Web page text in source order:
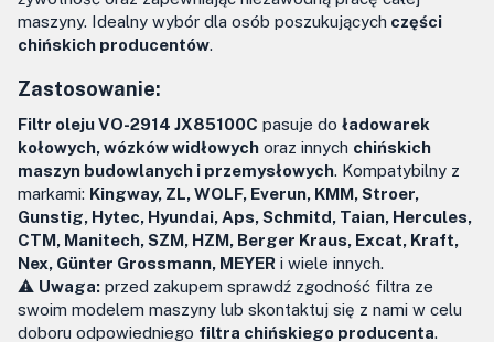
maszyny. Idealny wybór dla osób poszukujących części
chińskich producentów.
Zastosowanie:
Filtr oleju VO-2914 JX85100C pasuje do ładowarek
kołowych, wózków widłowych oraz innych chińskich
maszyn budowlanych i przemysłowych. Kompatybilny z
markami: Kingway, ZL, WOLF, Everun, KMM, Stroer,
Gunstig, Hytec, Hyundai, Aps, Schmitd, Taian, Hercules,
CTM, Manitech, SZM, HZM, Berger Kraus, Excat, Kraft,
Nex, Günter Grossmann, MEYER i wiele innych.
⚠️ Uwaga: przed zakupem sprawdź zgodność filtra ze
swoim modelem maszyny lub skontaktuj się z nami w celu
doboru odpowiedniego filtra chińskiego producenta.